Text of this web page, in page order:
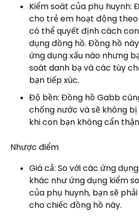
Kiểm soát của phụ huynh:
cho trẻ em hoạt động
có thể quyết định cách
dụng đồng hồ. Đồng hồ
ứng dụng xấu nào nhưng
soát danh bạ và các tùy
bạn tiếp xúc.
Độ bền: Đồng hồ Gabb
chống nước và sẽ không
khi con bạn không cẩn
Nhược điểm
Giá cả: So với các ứng
khác như ứng dụng kiểm
của phụ huynh, bạn sẽ
cho chiếc đồng hồ này.